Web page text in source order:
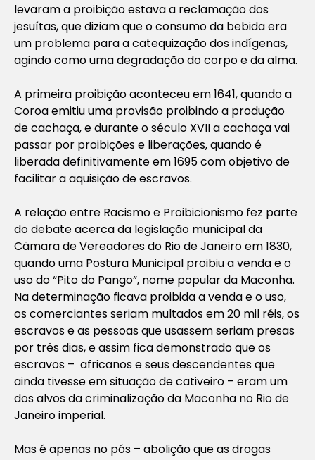
levaram a proibição estava a reclamação dos
jesuítas, que diziam que o consumo da bebida era
um problema para a catequização dos indígenas,
agindo como uma degradação do corpo e da alma.
A primeira proibição aconteceu em 1641, quando a
Coroa emitiu uma provisão proibindo a produção
de cachaça, e durante o século XVII a cachaça vai
passar por proibições e liberações, quando é
liberada definitivamente em 1695 com objetivo de
facilitar a aquisição de escravos.
A relação entre Racismo e Proibicionismo fez parte
do debate acerca da legislação municipal da
Câmara de Vereadores do Rio de Janeiro em 1830,
quando uma Postura Municipal proibiu a venda e o
uso do “Pito do Pango”, nome popular da Maconha.
Na determinação ficava proibida a venda e o uso,
os comerciantes seriam multados em 20 mil réis, os
escravos e as pessoas que usassem seriam presas
por três dias, e assim fica demonstrado que os
escravos – africanos e seus descendentes que
ainda tivesse em situação de cativeiro – eram um
dos alvos da criminalização da Maconha no Rio de
Janeiro imperial.
Mas é apenas no pós – abolição que as drogas